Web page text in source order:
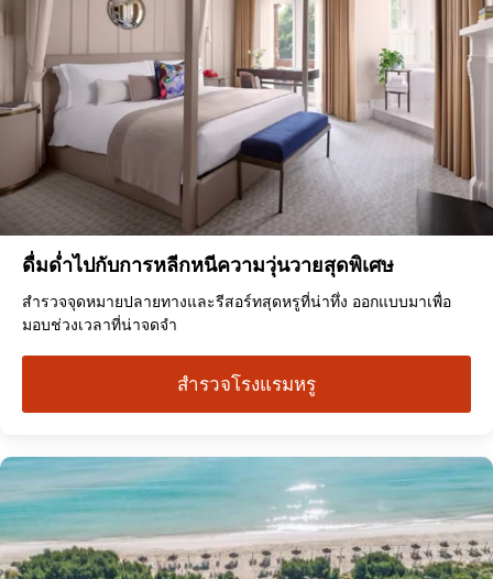
ดื่มด่ำไปกับการหลีกหนีความวุ่นวายสุดพิเศษ
สำรวจจุดหมายปลายทางและรีสอร์ทสุดหรูที่น่าทึ่ง ออกแบบมาเพื่อ
มอบช่วงเวลาที่น่าจดจำ
สำรวจโรงแรมหรู